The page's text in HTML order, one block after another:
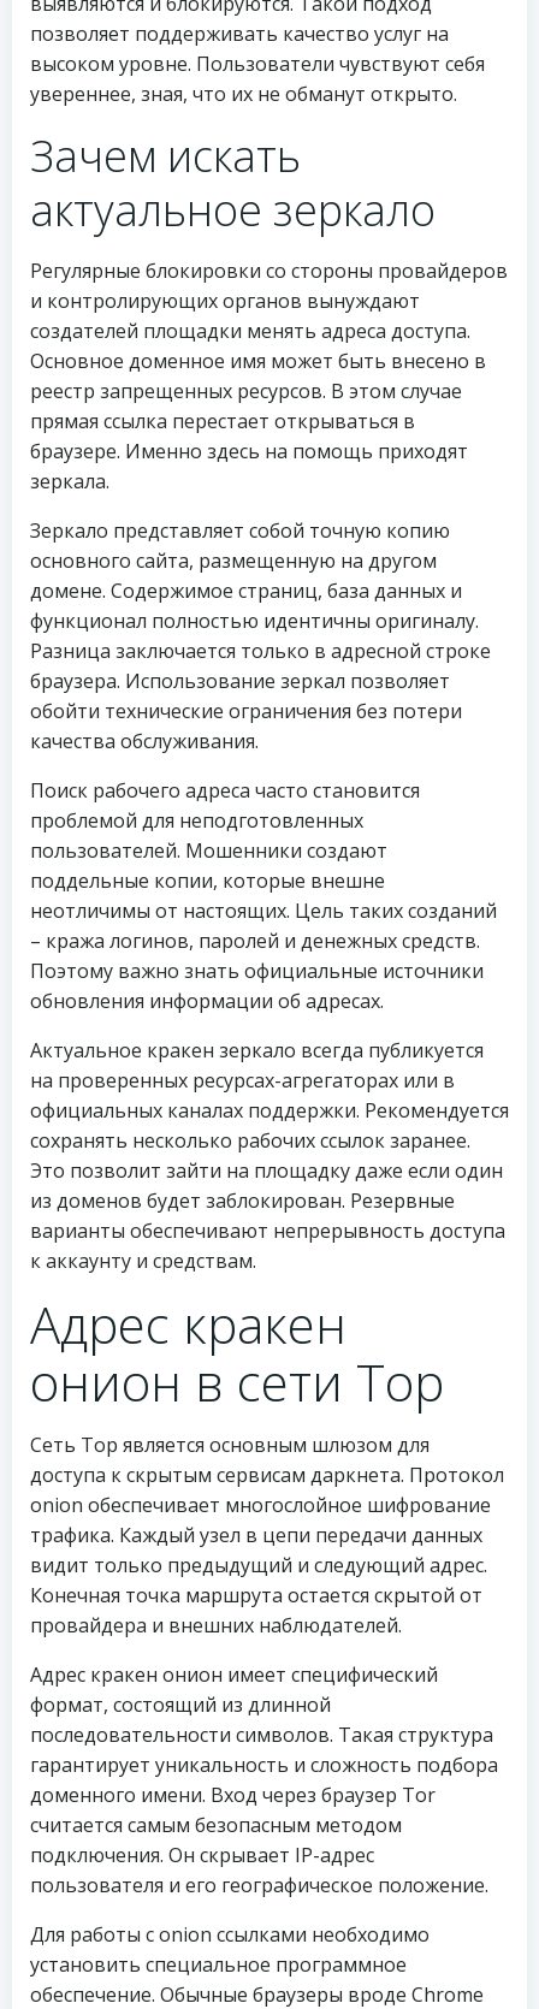
позволяет поддерживать качество услуг на
высоком уровне. Пользователи чувствуют себя
увереннее, зная, что их не обманут открыто.
Зачем искать
актуальное зеркало
Регулярные блокировки со стороны провайдеров
и контролирующих органов вынуждают
создателей площадки менять адреса доступа.
Основное доменное имя может быть внесено в
реестр запрещенных ресурсов. В этом случае
прямая ссылка перестает открываться в
браузере. Именно здесь на помощь приходят
зеркала.
Зеркало представляет собой точную копию
основного сайта, размещенную на другом
домене. Содержимое страниц, база данных и
функционал полностью идентичны оригиналу.
Разница заключается только в адресной строке
браузера. Использование зеркал позволяет
обойти технические ограничения без потери
качества обслуживания.
Поиск рабочего адреса часто становится
проблемой для неподготовленных
пользователей. Мошенники создают
поддельные копии, которые внешне
неотличимы от настоящих. Цель таких созданий
– кража логинов, паролей и денежных средств.
Поэтому важно знать официальные источники
обновления информации об адресах.
Актуальное кракен зеркало всегда публикуется
на проверенных ресурсах-агрегаторах или в
официальных каналах поддержки. Рекомендуется
сохранять несколько рабочих ссылок заранее.
Это позволит зайти на площадку даже если один
из доменов будет заблокирован. Резервные
варианты обеспечивают непрерывность доступа
к аккаунту и средствам.
Адрес кракен
онион в сети Тор
Сеть Тор является основным шлюзом для
доступа к скрытым сервисам даркнета. Протокол
onion обеспечивает многослойное шифрование
трафика. Каждый узел в цепи передачи данных
видит только предыдущий и следующий адрес.
Конечная точка маршрута остается скрытой от
провайдера и внешних наблюдателей.
Адрес кракен онион имеет специфический
формат, состоящий из длинной
последовательности символов. Такая структура
гарантирует уникальность и сложность подбора
доменного имени. Вход через браузер Tor
считается самым безопасным методом
подключения. Он скрывает IP-адрес
пользователя и его географическое положение.
Для работы с onion ссылками необходимо
установить специальное программное
обеспечение. Обычные браузеры вроде Chrome